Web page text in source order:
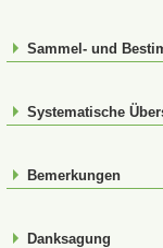
Sammel- und
Systematische
Bemerkungen
Danksagung